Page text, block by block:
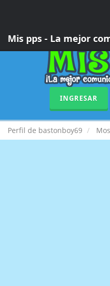
Mis pps - La mejor
INGRESAR
Perfil de bastonboy69